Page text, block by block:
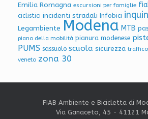
Emilia Romagna escursioni per famiglie
ciclistici incidenti stradali Infobici
Legambiente Modena MTB
piano della mobilità pianura modenese
PUMS sassuolo scuola sicurezza traffico
veneto zona 30
FIAB Ambiente e Bicicletta di
Via Ganaceto, 45 - 41121